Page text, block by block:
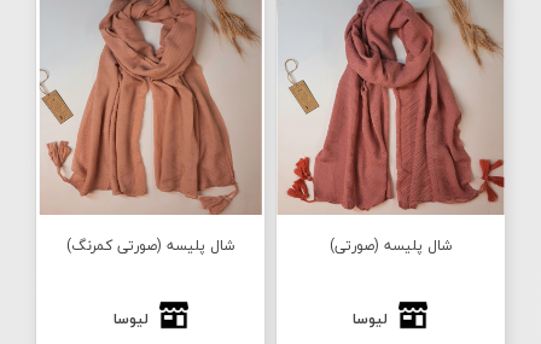
شال پلیسه (صورتی)
لیوسا
شال پلیسه (صورتی کمرنگ)
لیوسا